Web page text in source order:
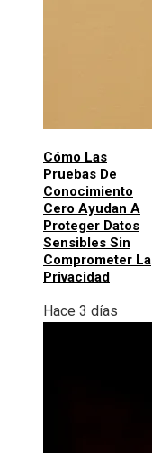
Cómo Las
Pruebas De
Conocimiento
Cero Ayudan A
Proteger Datos
Sensibles Sin
Comprometer La
Privacidad
Hace 3 días